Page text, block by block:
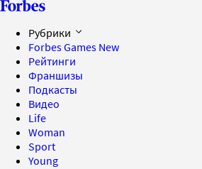
Рубрики
Forbes Games New
Рейтинги
Франшизы
Подкасты
Видео
Life
Woman
Sport
Young